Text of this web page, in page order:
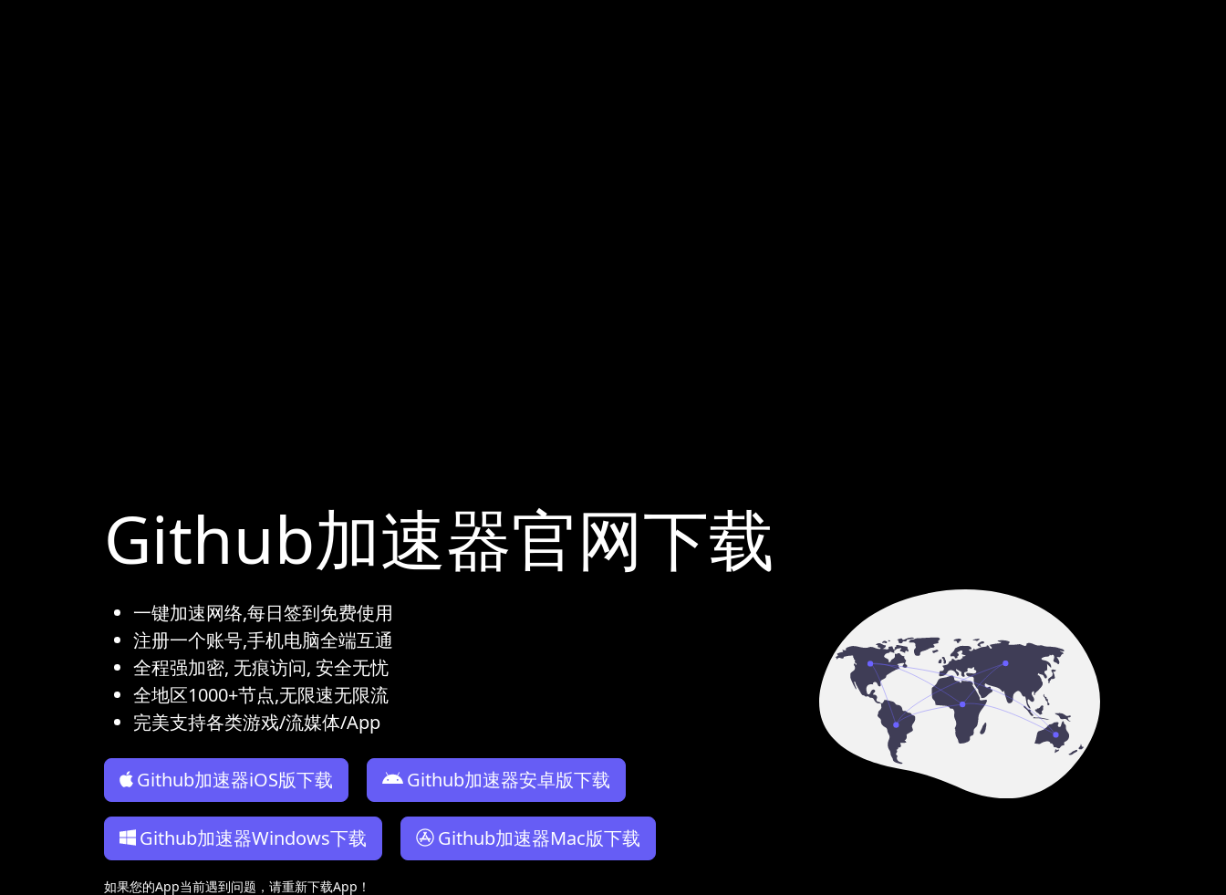
Github加速器官网下载
一键加速网络,每日签到免费使用
注册一个账号,手机电脑全端互通
全程强加密, 无痕访问, 安全无忧
全地区1000+节点,无限速无限流
完美支持各类游戏/流媒体/App
Github加速器iOS版下载 Github加速器安卓版下载
Github加速器Windows下载 Github加速器Mac版下载
如果您的App当前遇到问题，请重新下载App！